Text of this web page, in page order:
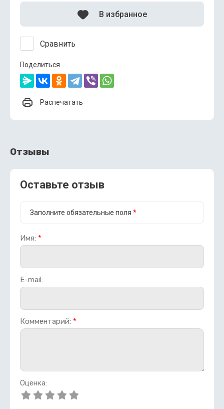
Сравнить
В избранное
Поделиться
Распечатать
Отзывы
Оставьте отзыв
Заполните обязательные поля *
Имя: *
E-mail:
Комментарий: *
Оценка: